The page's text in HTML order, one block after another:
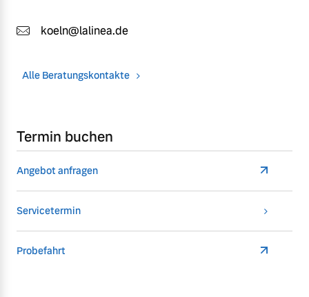
koeln@lalinea.de
Alle Beratungskontakte
Termin buchen
Angebot anfragen
Servicetermin
Probefahrt